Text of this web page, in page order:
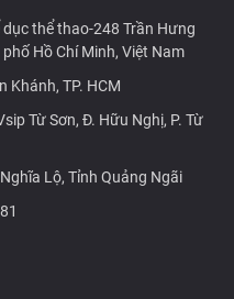
thể thao-248 Trần Hưng
Hồ Chí Minh, Việt Nam
Khánh, TP. HCM
Từ Sơn, Đ. Hữu Nghị, P. Từ
Lộ, Tỉnh Quảng Ngãi